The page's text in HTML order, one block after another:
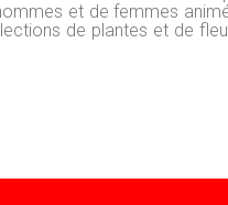
et de femmes
de plantes et de